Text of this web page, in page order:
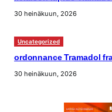
30 heinäkuun, 2026
Uncategorized
ordonnance Tramadol
30 heinäkuun, 2026